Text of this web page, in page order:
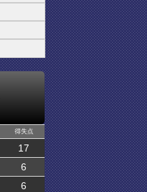
得失点
17
6
6